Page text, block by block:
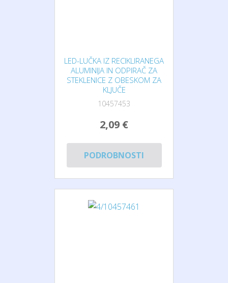
LED-LUČKA IZ RECIKLIRANEGA
ALUMINIJA IN ODPIRAČ ZA
STEKLENICE Z OBESKOM ZA
KLJUČE
10457453
2,09 €
PODROBNOSTI